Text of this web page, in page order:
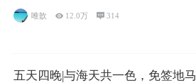
源于自己
唯歆  12.0万  314
五天四晚|与海天共一色，免签地马